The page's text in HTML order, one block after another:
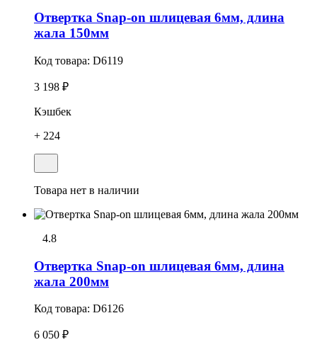
Отвеpтка Snap-on шлицевая 6мм, длина
жала 150мм
Код товара: D6119
3 198 ₽
Кэшбек
+ 224
Товара нет в наличии
4.8
Отвеpтка Snap-on шлицевая 6мм, длина
жала 200мм
Код товара: D6126
6 050 ₽